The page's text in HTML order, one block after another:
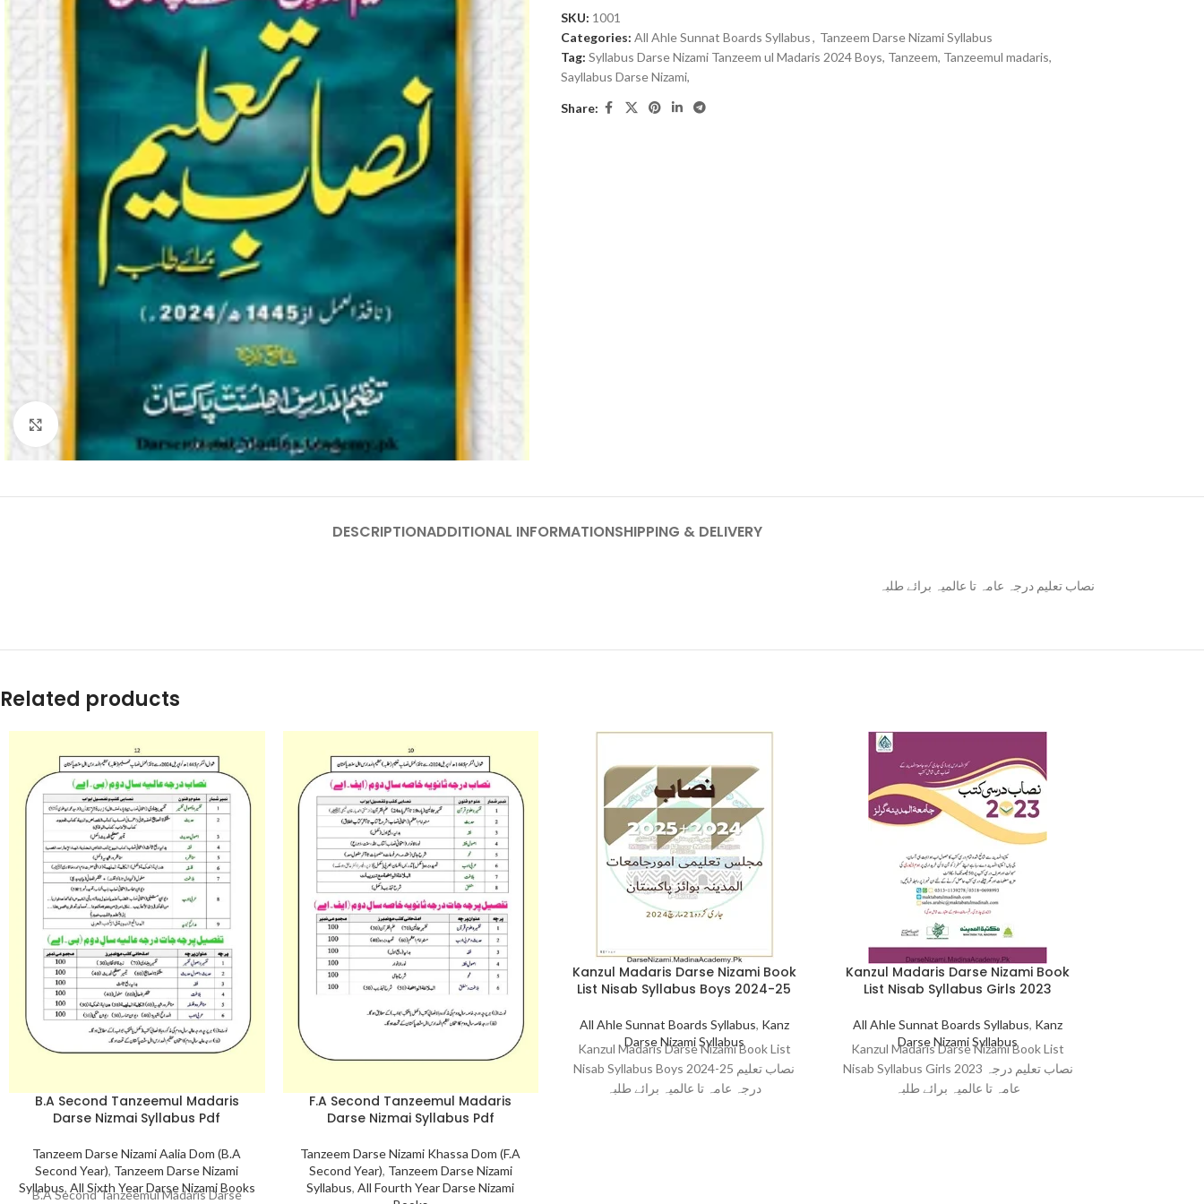
SKU: 1001
Categories: All Ahle Sunnat Boards Syllabus, Tanzeem Darse Nizami Syllabus
Tag: Syllabus Darse Nizami Tanzeem ul Madaris 2024 Boys, Tanzeem, Tanzeemul madaris,
Sayllabus Darse Nizami,
Share:
DESCRIPTIONADDITIONAL INFORMATIONSHIPPING & DELIVERY
نصاب تعلیم درجہ عامہ تا عالمیہ برائے طلبہ
Related products
B.A Second Tanzeemul Madaris
Darse Nizmai Syllabus Pdf
Tanzeem Darse Nizami Aalia Dom (B.A
Second Year), Tanzeem Darse Nizami
Syllabus, All Sixth Year Darse Nizami Books
B.A Second Tanzeemul Madaris Darse
F.A Second Tanzeemul Madaris
Darse Nizmai Syllabus Pdf
Tanzeem Darse Nizami Khassa Dom (F.A
Second Year), Tanzeem Darse Nizami
Syllabus,All Fourth Year Darse Nizami
Kanzul Madaris Darse Nizami Book
List Nisab Syllabus Boys 2024-25
All Ahle Sunnat Boards Syllabus, Kanz
Darse Nizami Syllabus
Kanzul Madaris Darse Nizami Book List
Nisab Syllabus Boys 2024-25 نصاب تعلیم
درجہ عامہ تا عالمیہ برائے طلبہ
Kanzul Madaris Darse Nizami Book
List Nisab Syllabus Girls 2023
All Ahle Sunnat Boards Syllabus, Kanz
Darse Nizami Syllabus
Kanzul Madaris Darse Nizami Book List
Nisab Syllabus Girls 2023 نصاب تعلیم درجہ
عامہ تا عالمیہ برائے طلبہ